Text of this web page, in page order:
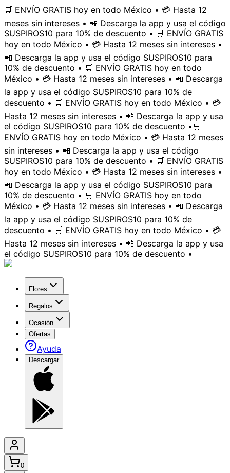
🛒 ENVÍO GRATIS hoy en todo México • 💳 Hasta 12
meses sin intereses • 📲 Descarga la app y usa el código
SUSPIROS10 para 10% de descuento • 🛒 ENVÍO GRATIS
hoy en todo México • 💳 Hasta 12 meses sin intereses •
📲 Descarga la app y usa el código SUSPIROS10 para
10% de descuento • 🛒 ENVÍO GRATIS hoy en todo
México • 💳 Hasta 12 meses sin intereses • 📲 Descarga
la app y usa el código SUSPIROS10 para 10% de
descuento • 🛒 ENVÍO GRATIS hoy en todo México • 💳
Hasta 12 meses sin intereses • 📲 Descarga la app y usa
el código SUSPIROS10 para 10% de descuento • 🛒
ENVÍO GRATIS hoy en todo México • 💳 Hasta 12 meses
sin intereses • 📲 Descarga la app y usa el código
SUSPIROS10 para 10% de descuento • 🛒 ENVÍO GRATIS
hoy en todo México • 💳 Hasta 12 meses sin intereses •
📲 Descarga la app y usa el código SUSPIROS10 para
10% de descuento • 🛒 ENVÍO GRATIS hoy en todo
México • 💳 Hasta 12 meses sin intereses • 📲 Descarga
la app y usa el código SUSPIROS10 para 10% de
descuento • 🛒 ENVÍO GRATIS hoy en todo México • 💳
Hasta 12 meses sin intereses • 📲 Descarga la app y usa
el código SUSPIROS10 para 10% de descuento •
Flores
Regalos
Ocasión
Ofertas
Ayuda
Descargar
0